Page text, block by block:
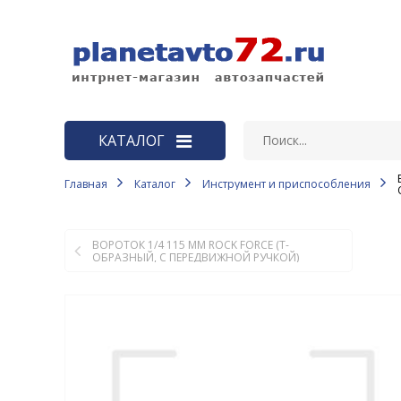
КАТАЛОГ
ВАЗ
Vesta, LADA X-RAY
Автозапчасти ВАЗ
Главная Каталог Инструмент и приспособления
ВОРОТОК 1/4 115 ММ ROCK FORCE (Т-
ОБРАЗНЫЙ, С ПЕРЕДВИЖНОЙ РУЧКОЙ)